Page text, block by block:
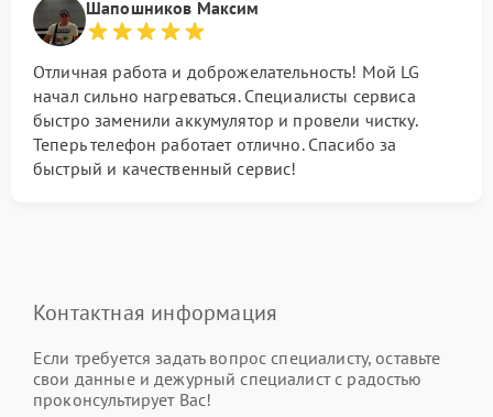
Шапошников Максим
Отличная работа и доброжелательность! Мой LG
начал сильно нагреваться. Специалисты сервиса
быстро заменили аккумулятор и провели чистку.
Теперь телефон работает отлично. Спасибо за
быстрый и качественный сервис!
Контактная информация
Если требуется задать вопрос специалисту, оставьте
свои данные и дежурный специалист с радостью
проконсультирует Вас!